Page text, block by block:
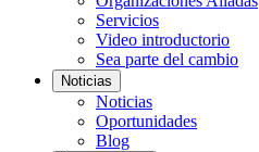
Servicios
Video introductorio
Sea parte del cambio
Noticias
Noticias
Oportunidades
Blog